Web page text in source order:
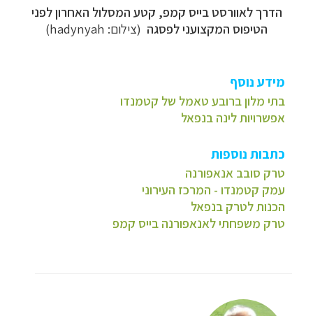
הדרך לאוורסט בייס קמפ, קטע המסלול האחרון לפני
הטיפוס המקצועני לפסגה (צילום: hadynyah
)
מידע נוסף
בתי מלון ברובע טאמל של קטמנדו
אפשרויות לינה בנפאל
כתבות נוספות
טרק סובב אנאפורנה
עמק קטמנדו - המרכז העירוני
הכנות לטרק בנפאל
טרק משפחתי לאנאפורנה בייס קמפ